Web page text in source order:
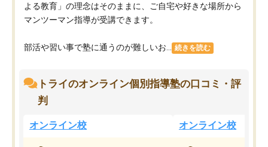
よる教育」の理念はそのままに、ご自宅や好きな場所から
マンツーマン指導が受講できます。
部活や習い事で塾に通うのが難しいお... 続きを読む
トライのオンライン個別指導塾の口コミ・評
判
オンライン校 オンライン校